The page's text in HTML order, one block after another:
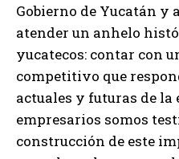
Gobierno de Yucatán y
atender un anhelo
yucatecos: contar con
competitivo que
actuales y futuras de la
empresarios somos
construcción de este